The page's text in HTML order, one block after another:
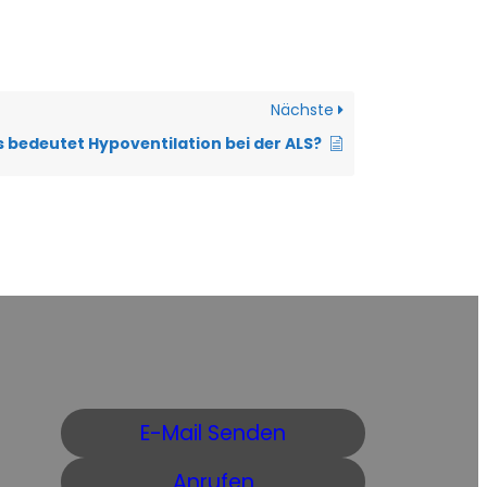
Nächste
bedeutet Hypoventilation bei der ALS?
E-Mail Senden